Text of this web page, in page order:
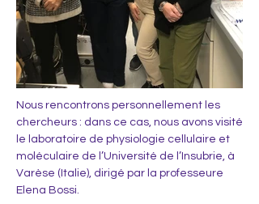
Nous rencontrons personnellement les
chercheurs : dans ce cas, nous avons visité
le laboratoire de physiologie cellulaire et
moléculaire de l’Université de l’Insubrie, à
Varèse (Italie), dirigé par la professeure
Elena Bossi.